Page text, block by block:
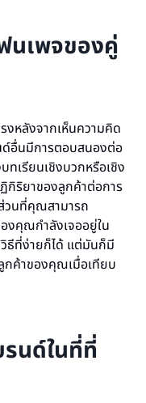
นเพจของคู่
หลังจากเห็นความคิด
ด์อื่นมีการตอบสนองต่อ
ทเรียนเชิงบวกหรือเชิง
กิริยาของลูกค้าต่อการ
วนที่คุณสามารถ
งคุณกำลังเจออยู่ใน
ธีที่ง่ายก็ได้ แต่มันก็มี
กค้าของคุณเมื่อเทียบ
นด์ในที่ที่